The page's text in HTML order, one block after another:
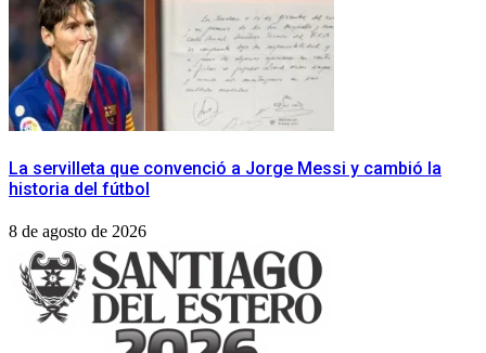
La servilleta que convenció a Jorge Messi y cambió la
historia del fútbol
8 de agosto de 2026